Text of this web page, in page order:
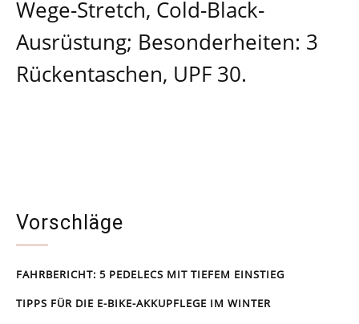
Wege-Stretch, Cold-Black-
Ausrüstung; Besonderheiten: 3
Rückentaschen, UPF 30.
Vorschläge
FAHRBERICHT: 5 PEDELECS MIT TIEFEM EINSTIEG
TIPPS FÜR DIE E-BIKE-AKKUPFLEGE IM WINTER